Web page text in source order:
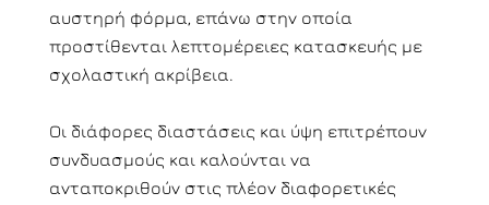
αυστηρή φόρμα, επάνω στην οποία
προστίθενται λεπτομέρειες κατασκευής με
σχολαστική ακρίβεια.
Οι διάφορες διαστάσεις και ύψη επιτρέπουν
συνδυασμούς και καλούνται να
ανταποκριθούν στις πλέον διαφορετικές